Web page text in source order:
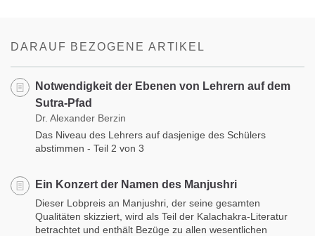
DARAUF BEZOGENE ARTIKEL
Notwendigkeit der Ebenen von Lehrern auf dem
Sutra-Pfad
Dr. Alexander Berzin
Das Niveau des Lehrers auf dasjenige des Schülers
abstimmen - Teil 2 von 3
Ein Konzert der Namen des Manjushri
Dieser Lobpreis an Manjushri, der seine gesamten
Qualitäten skizziert, wird als Teil der Kalachakra-Literatur
betrachtet und enthält Bezüge zu allen wesentlichen